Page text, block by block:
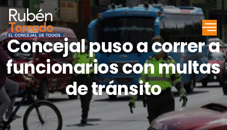
Concejal puso a correr a
funcionarios con multas
de tránsito